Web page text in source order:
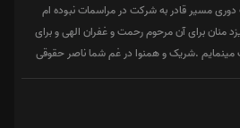
دوری مسیر قادر به شرکت در مراسمات نبوده ام
منان برای آن مرحوم رحمت و غفران الهی و برای
مینمایم .شریک و همنوا در غم شما ناصر حقوقی